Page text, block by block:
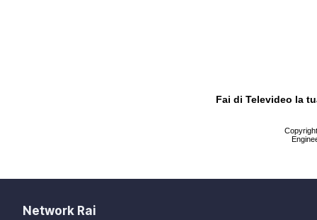
Fai di Televideo la